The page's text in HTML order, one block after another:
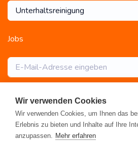
Unterhaltsreinigung
Jobs
Abonnieren
Wir verwenden Cookies
Wir verwenden Cookies, um Ihnen das
Erlebnis zu bieten und Inhalte auf Ihre
anzupassen. Mehr erfahren